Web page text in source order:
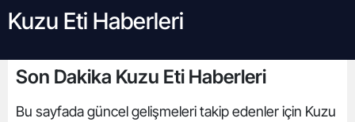
Kuzu Eti Haberleri
Son Dakika Kuzu Eti Haberleri
Bu sayfada güncel gelişmeleri takip edenler için Kuzu